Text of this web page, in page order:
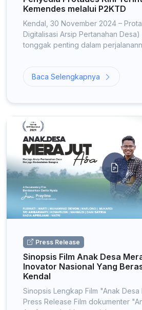
Kemendes melalui P2KTD
Kendal, 30 November 2024 –
Digitalisasi Arsip Pertanahan
tonggak penting dalam
Baca Selengkapnya
Press Release
Sinopsis Film Anak Desa
Inovator Nasional Yang
Kendal
Sinopsis Lengkap Film "Anak
Press Release Film dokumenter